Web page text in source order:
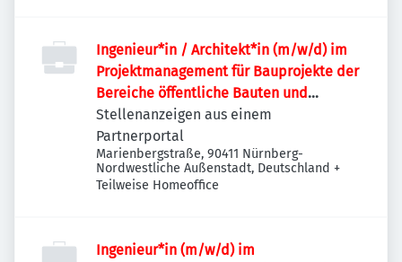
Ingenieur*in / Architekt*in (m/w/d) im
Projektmanagement für Bauprojekte der
Bereiche öffentliche Bauten und
Industriebauten / Infrastruktur
Stellenanzeigen aus einem
Partnerportal
Marienbergstraße, 90411 Nürnberg-
Nordwestliche Außenstadt, Deutschland +
Teilweise Homeoffice
Ingenieur*in (m/w/d) im